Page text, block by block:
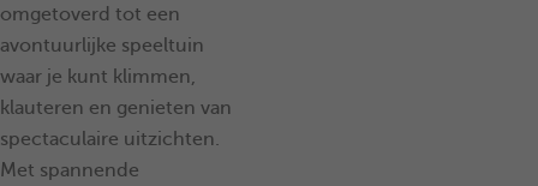
omgetoverd tot een
avontuurlijke speeltuin
waar je kunt klimmen,
klauteren en genieten van
spectaculaire uitzichten.
Met spannende